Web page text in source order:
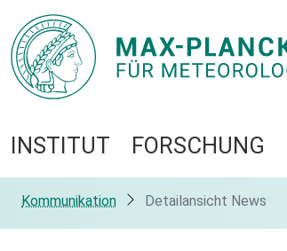
INSTITUT FORSCHUNG
Kommunikation Detailansicht News